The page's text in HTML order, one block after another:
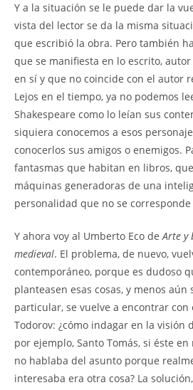
Y a la situación se le puede dar la
vista del lector se da la misma
que escribió la obra. Pero también
que se manifiesta en lo escrito,
en sí y que no coincide con el autor
Lejos en el tiempo, ya no podemos
Shakespeare como lo leían sus
siquiera conocemos a esos
conocerlos sus amigos o enemigos.
fantasmas que habitan en libros,
máquinas generadoras de una
personalidad que no se
Y ahora voy al Umberto Eco deArte y
medieval. El problema, de nuevo,
contemporáneo, porque es dudoso
planteasen esas cosas, y menos aún
particular, se vuelve a encontrar con
Todorov: ¿cómo indagar en la visión
por ejemplo, Santo Tomás, si éste
no hablaba del asunto porque
interesaba era otra cosa? La